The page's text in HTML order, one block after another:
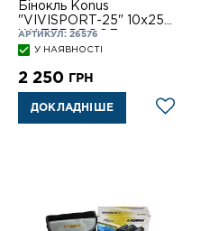
Бінокль Konus
"VIVISPORT-25" 10x25
WATERPROOF
АРТИКУЛ: 26576
У НАЯВНОСТІ
2 250 ГРН
ДОКЛАДНІШЕ